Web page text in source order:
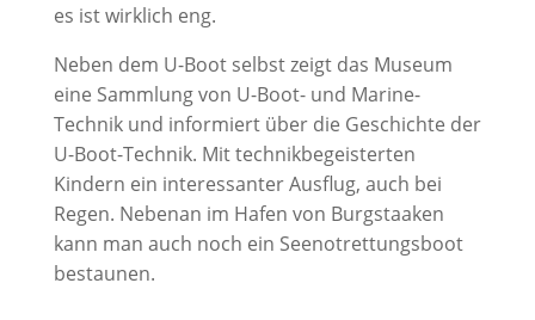
es ist wirklich eng.
Neben dem U-Boot selbst zeigt das Museum
eine Sammlung von U-Boot- und Marine-
Technik und informiert über die Geschichte der
U-Boot-Technik. Mit technikbegeisterten
Kindern ein interessanter Ausflug, auch bei
Regen. Nebenan im Hafen von Burgstaaken
kann man auch noch ein Seenotrettungsboot
bestaunen.